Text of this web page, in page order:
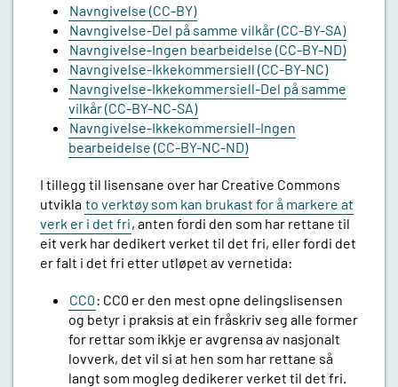
Navngivelse (CC-BY)
Navngivelse-Del på samme vilkår (CC-BY-SA)
Navngivelse-Ingen bearbeidelse (CC-BY-ND)
Navngivelse-Ikkekommersiell (CC-BY-NC)
Navngivelse-Ikkekommersiell-Del på samme
vilkår (CC-BY-NC-SA)
Navngivelse-Ikkekommersiell-Ingen
bearbeidelse (CC-BY-NC-ND)
I tillegg til lisensane over har Creative Commons
utvikla to verktøy som kan brukast for å markere at
verk er i det fri, anten fordi den som har rettane til
eit verk har dedikert verket til det fri, eller fordi det
er falt i det fri etter utløpet av vernetida:
CC0: CC0 er den mest opne delingslisensen
og betyr i praksis at ein fråskriv seg alle former
for rettar som ikkje er avgrensa av nasjonalt
lovverk, det vil si at hen som har rettane så
langt som mogleg dedikerer verket til det fri.